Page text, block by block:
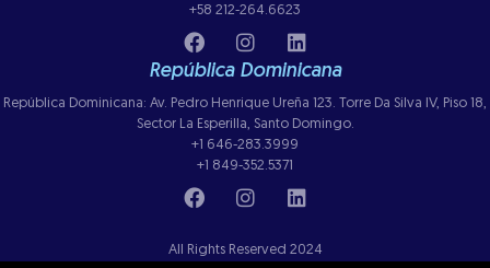
+58 212-264.6623
República Dominicana
República Dominicana: Av. Pedro Henrique Ureña 123. Torre Da Silva IV, Piso 18,
Sector La Esperilla, Santo Domingo.
+1 646-283.3999
+1 849-352.5371
All Rights Reserved 2024